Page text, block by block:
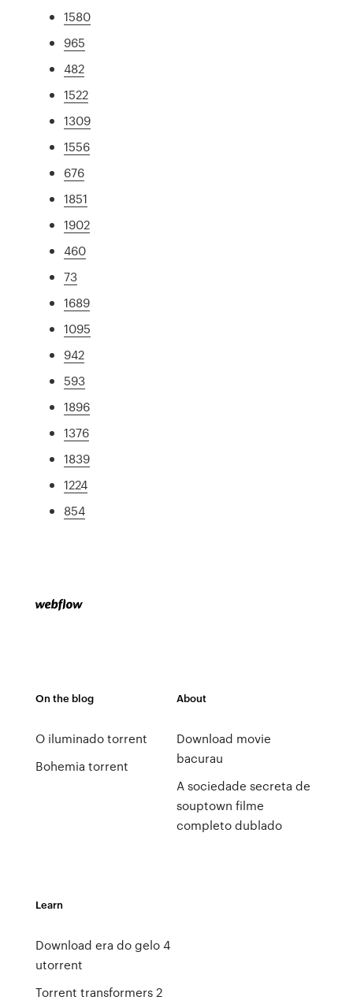
1580
965
482
1522
1309
1556
676
1851
1902
460
73
1689
1095
942
593
1896
1376
1839
1224
854
On the blog
O iluminado torrent
Bohemia torrent
About
Download movie
bacurau
A sociedade secreta de
souptown filme
completo dublado
Learn
Download era do gelo 4
utorrent
Torrent transformers 2